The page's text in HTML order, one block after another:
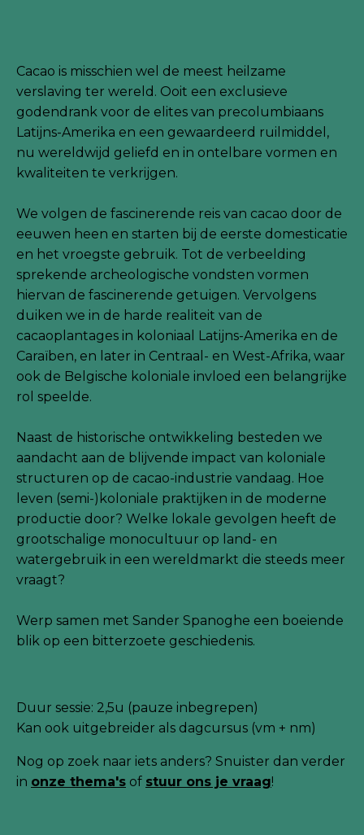
Cacao is misschien wel de meest heilzame
verslaving ter wereld. Ooit een exclusieve
godendrank voor de elites van precolumbiaans
Latijns-Amerika en een gewaardeerd ruilmiddel,
nu wereldwijd geliefd en in ontelbare vormen en
kwaliteiten te verkrijgen.
We volgen de fascinerende reis van cacao door de
eeuwen heen en starten bij de eerste domesticatie
en het vroegste gebruik. Tot de verbeelding
sprekende archeologische vondsten vormen
hiervan de fascinerende getuigen. Vervolgens
duiken we in de harde realiteit van de
cacaoplantages in koloniaal Latijns-Amerika en de
Caraïben, en later in Centraal- en West-Afrika, waar
ook de Belgische koloniale invloed een belangrijke
rol speelde.
Naast de historische ontwikkeling besteden we
aandacht aan de blijvende impact van koloniale
structuren op de cacao-industrie vandaag. Hoe
leven (semi-)koloniale praktijken in de moderne
productie door? Welke lokale gevolgen heeft de
grootschalige monocultuur op land- en
watergebruik in een wereldmarkt die steeds meer
vraagt?
Werp samen met Sander Spanoghe een boeiende
blik op een bitterzoete geschiedenis.
Duur sessie: 2,5u (pauze inbegrepen)
Kan ook uitgebreider als dagcursus (vm + nm)
Nog op zoek naar iets anders? Snuister dan verder
in onze thema's of stuur ons je vraag!